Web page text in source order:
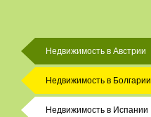
Недвижимость в Австрии
Недвижимость в Болгарии
Недвижимость в Испании